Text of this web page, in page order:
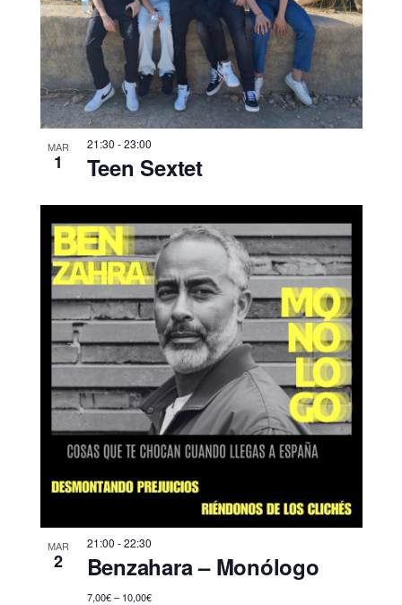
MAR
1
21:30 -23:00
Teen Sextet
MAR
2
21:00 -22:30
Benzahara – Monólogo
7,00€ – 10,00€